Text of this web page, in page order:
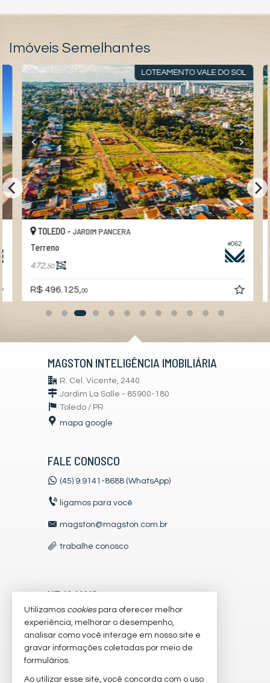
Imóveis Semelhantes
LOTEAMENTO VALE DO SOL
#062
TOLEDO -JARDIM PANCERA
Terreno
472,50
R$ 496.125, 00
MAGSTON INTELIGÊNCIA IMOBILIÁRIA
R. Cel. Vicente, 2440
Jardim La Salle - 85900-180
Toledo / PR
mapa google
FALE CONOSCO
(45) 9.9141-8688 (WhatsApp)
ligamos para você
magston@magston.com.br
trabalhe conosco
VEJA MAIS
receba nosso newsletter
cadastre seu imóvel
imóveis favoritos
mapa de imóveis
Utilizamos cookiespara oferecer melhor
experiência, melhorar o desempenho,
analisar como você interage em nosso site e
gravar informações coletadas por meio de
formulários.
Ao utilizar esse site, você concorda com o uso